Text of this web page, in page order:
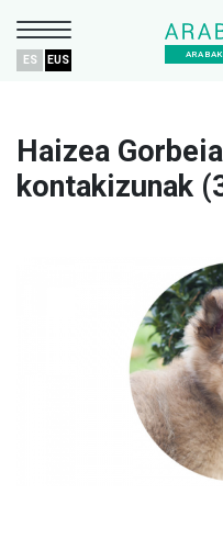
ES EUS
Haizea
kontakizunak